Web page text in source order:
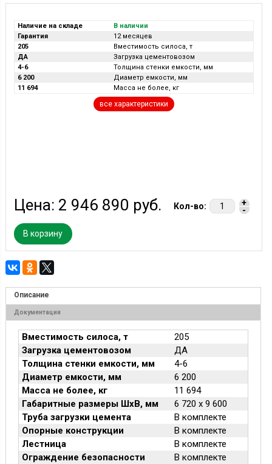
Наличие на складе
В наличии
Гарантия
12 месяцев
205
Вместимость силоса, т
ДА
Загрузка цементовозом
4-6
Толщина стенки емкости, мм
6 200
Диаметр емкости, мм
11 694
Масса не более, кг
все характеристики
Цена: 2 946 890 руб. Кол-во:
+
-
В корзину
Описание
Документация
Вместимость силоса, т
205
Загрузка цементовозом
ДА
Толщина стенки емкости, мм
4-6
Диаметр емкости, мм
6 200
Масса не более, кг
11 694
Габаритные размеры ШхВ, мм
6 720 х 9 600
Труба загрузки цемента
В комплекте
Опорные конструкции
В комплекте
Лестница
В комплекте
Ограждение безопасности
В комплекте